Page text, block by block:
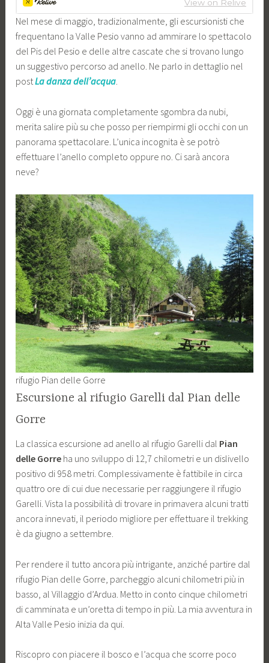
Nel mese di maggio, tradizionalmente, gli escursionisti che
frequentano la Valle Pesio vanno ad ammirare lo spettacolo
del Pis del Pesio e delle altre cascate che si trovano lungo
un suggestivo percorso ad anello. Ne parlo in dettaglio nel
postLa danza dell’acqua
Oggi è una giornata completamente sgombra da nubi,
merita salire più su che posso per riempirmi gli occhi con un
panorama spettacolare. L’unica incognita è se potrò
effettuare l’anello completo oppure no. Ci sarà ancora
neve?
rifugio Pian delle Gorre
Escursione al rifugio Garelli dal Pian delle
Gorre
La classica escursione ad anello al rifugio Garelli dal Pian
delle Gorre ha uno sviluppo di 12,7 chilometri e un dislivello
positivo di 958 metri. Complessivamente è fattibile in circa
quattro ore di cui due necessarie per raggiungere il rifugio
Garelli. Vista la possibilità di trovare in primavera alcuni tratti
ancora innevati, il periodo migliore per effettuare il trekking
è da giugno a settembre.
Per rendere il tutto ancora più intrigante, anziché partire dal
rifugio Pian delle Gorre, parcheggio alcuni chilometri più in
basso, al Villaggio d’Ardua. Metto in conto cinque chilometri
di camminata e un’oretta di tempo in più. La mia avventura in
Alta Valle Pesio inizia da qui.
Riscopro con piacere il bosco e l’acqua che scorre poco